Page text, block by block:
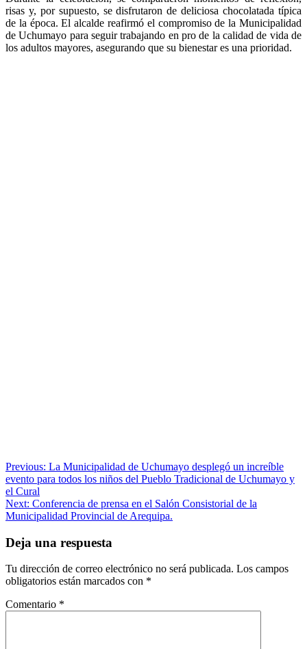
risas y, por supuesto, se disfrutaron de deliciosa chocolatada típica
de la época. El alcalde reafirmó el compromiso de la Municipalidad
de Uchumayo para seguir trabajando en pro de la calidad de vida de
los adultos mayores, asegurando que su bienestar es una prioridad.
Navegación
de
entradas
Previous: La Municipalidad de Uchumayo desplegó un increíble
evento para todos los niños del Pueblo Tradicional de Uchumayo y
el Cural
Next: Conferencia de prensa en el Salón Consistorial de la
Municipalidad Provincial de Arequipa.
Deja una respuesta
Tu dirección de correo electrónico no será publicada. Los campos
obligatorios están marcados con *
Comentario *